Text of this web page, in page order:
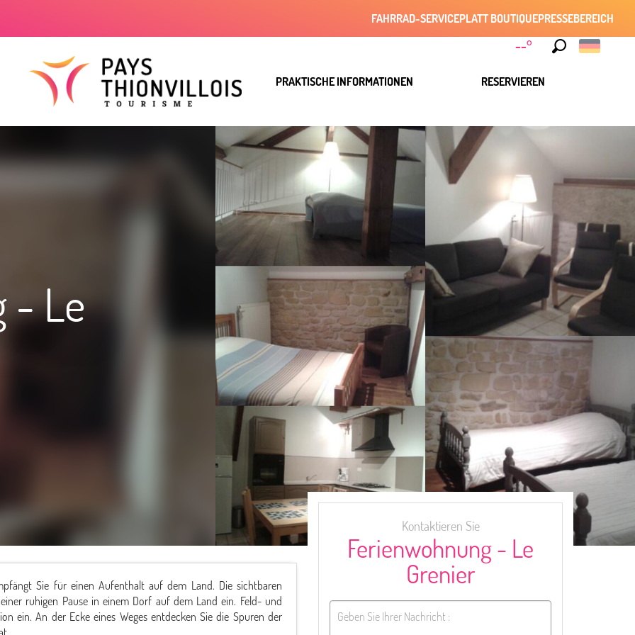
--°
FAHRRAD-SERVICEPLATT BOUTIQUEPRESSEBEREICH
PRAKTISCHE INFORMATIONEN RESERVIEREN
- Le
Sie für einen Aufenthalt auf dem Land. Die sichtbaren
ruhigen Pause in einem Dorf auf dem Land ein. Feld- und
ein. An der Ecke eines Weges entdecken Sie die Spuren der
Kontaktieren Sie
Ferienwohnung - Le
Grenier